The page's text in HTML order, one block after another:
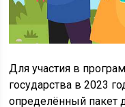
Для участия в
государства в 2023
определённый пакет